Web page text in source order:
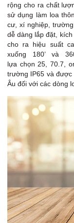
rộng cho ra chất
sử dụng làm loa
cư, xí nghiệp,
dễ dàng lắp đặt,
cho ra hiệu suất
xuống 180’ và
lựa chọn 25, 70.7,
trường IP65 và được
Âu đối với các dòng